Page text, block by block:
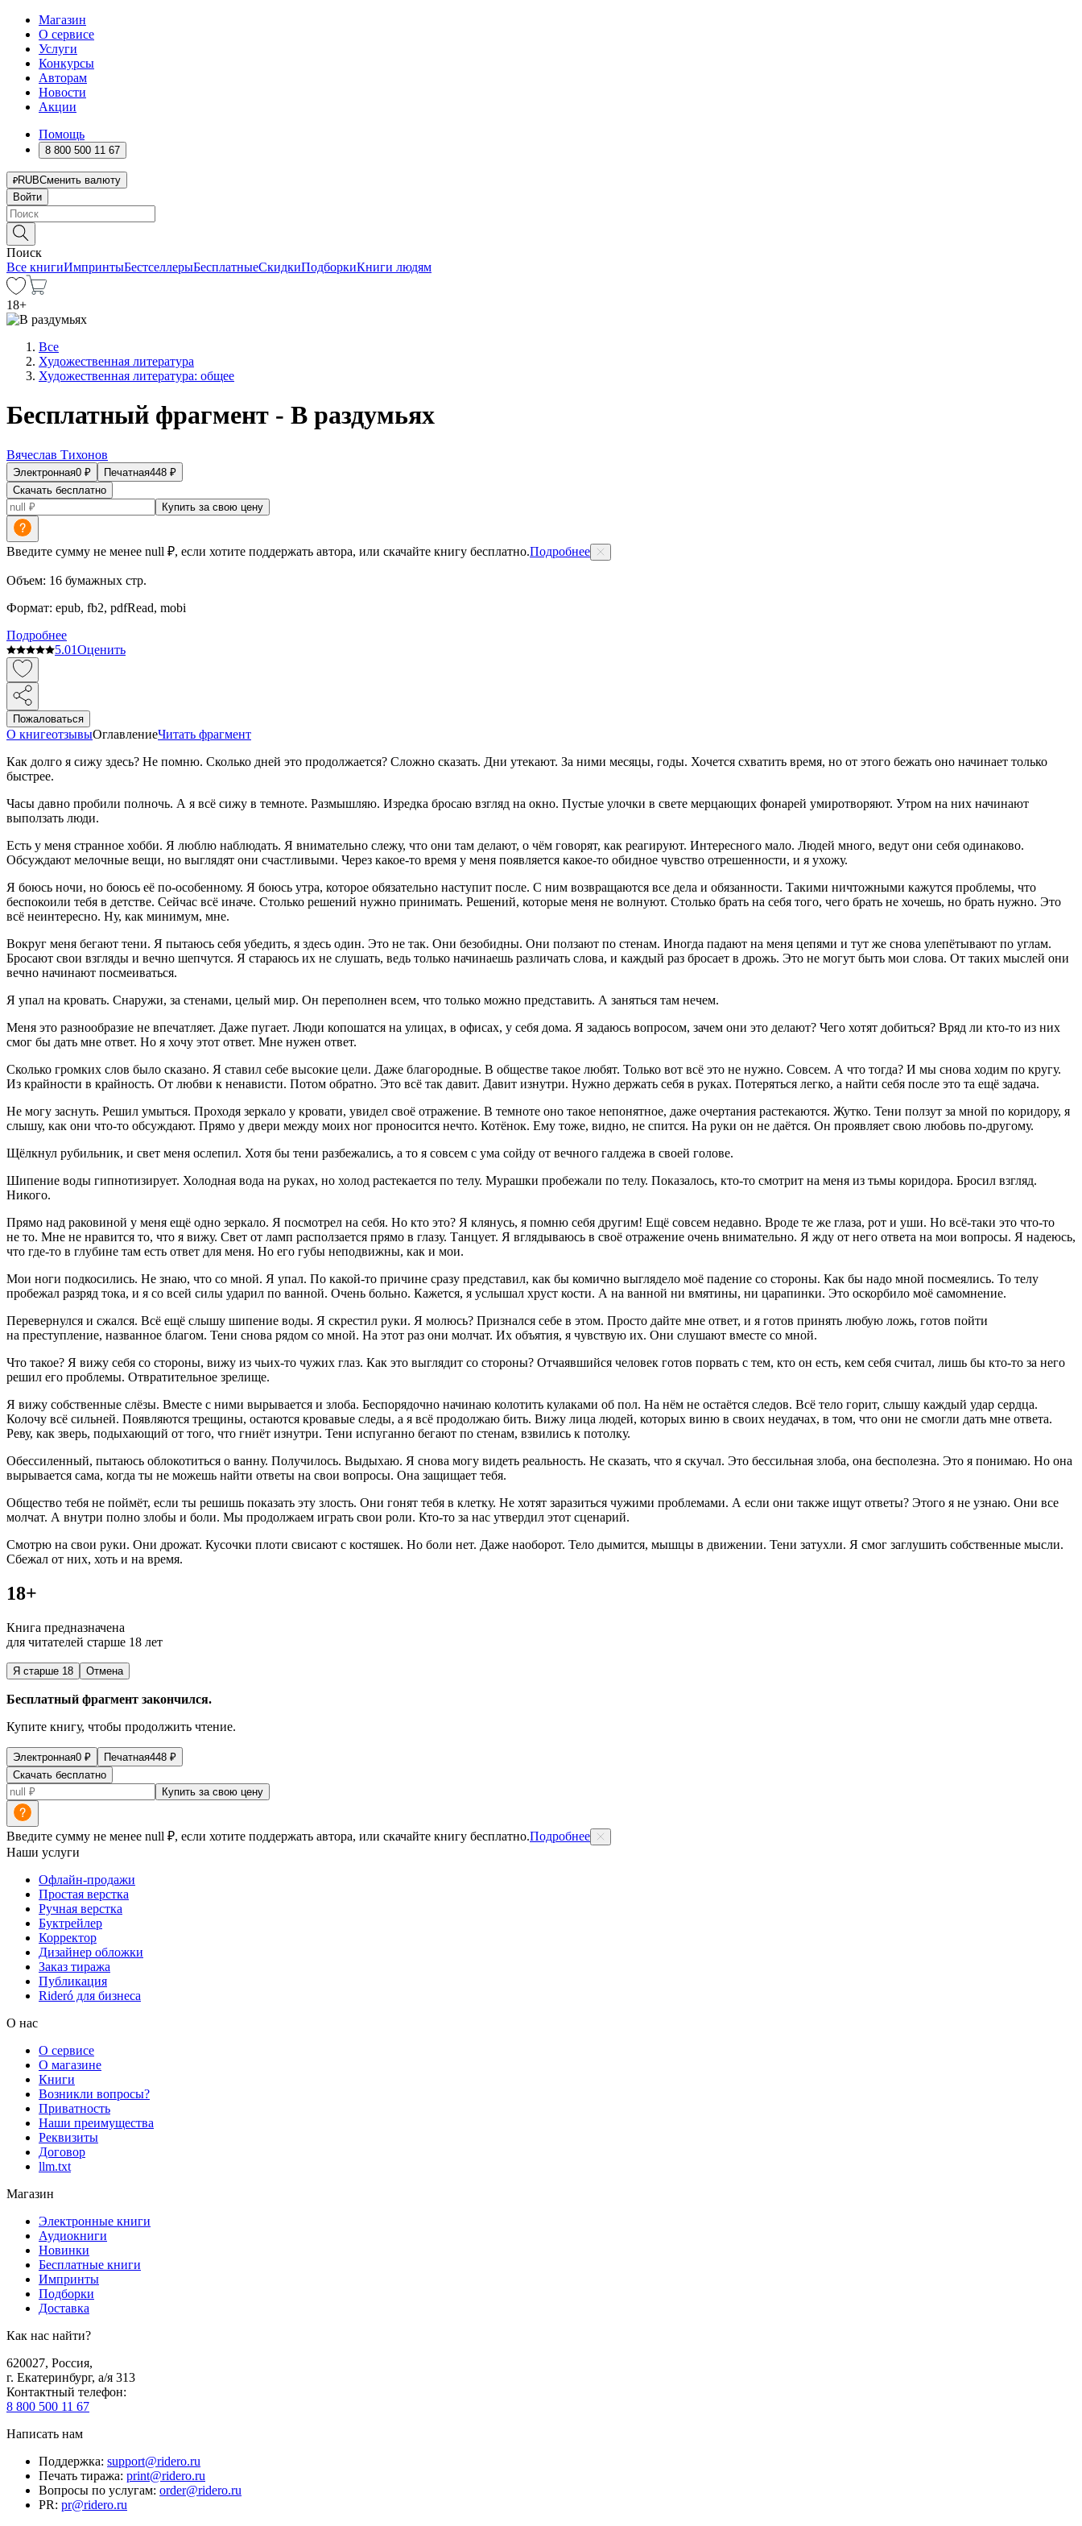
Магазин
О сервисе
Услуги
Конкурсы
Авторам
Новости
Акции
Помощь
8 800 500 11 67
RUBСменить валюту
Войти
Поиск
Все книгиИмпринтыБестселлерыБесплатныеСкидкиПодборкиКниги людям
18+
Все
Художественная литература
Художественная литература: общее
Бесплатный фрагмент - В раздумьях
Вячеслав Тихонов
Электронная0 ₽ Печатная448 ₽
Скачать бесплатно
Купить за свою цену
Введите сумму не менее null ₽, если хотите поддержать автора, или скачайте книгу бесплатно.Подробнее
Объем: 16 бумажных стр.
Формат: epub, fb2, pdfRead, mobi
Подробнее
5.01Оценить
Пожаловаться
О книгеотзывыОглавлениеЧитать фрагмент
Как долго я сижу здесь? Не помню. Сколько дней это продолжается? Сложно сказать. Дни утекают. За ними месяцы, годы. Хочется схватить время, но от этого бежать оно начинает только
быстрее.
Часы давно пробили полночь. А я всё сижу в темноте. Размышляю. Изредка бросаю взгляд на окно. Пустые улочки в свете мерцающих фонарей умиротворяют. Утром на них начинают
выползать люди.
Есть у меня странное хобби. Я люблю наблюдать. Я внимательно слежу, что они там делают, о чём говорят, как реагируют. Интересного мало. Людей много, ведут они себя одинаково.
Обсуждают мелочные вещи, но выглядят они счастливыми. Через какое-то время у меня появляется какое-то обидное чувство отрешенности, и я ухожу.
Я боюсь ночи, но боюсь её по-особенному. Я боюсь утра, которое обязательно наступит после. С ним возвращаются все дела и обязанности. Такими ничтожными кажутся проблемы, что
беспокоили тебя в детстве. Сейчас всё иначе. Столько решений нужно принимать. Решений, которые меня не волнуют. Столько брать на себя того, чего брать не хочешь, но брать нужно. Это
всё неинтересно. Ну, как минимум, мне.
Вокруг меня бегают тени. Я пытаюсь себя убедить, я здесь один. Это не так. Они безобидны. Они ползают по стенам. Иногда падают на меня цепями и тут же снова улепётывают по углам.
Бросают свои взгляды и вечно шепчутся. Я стараюсь их не слушать, ведь только начинаешь различать слова, и каждый раз бросает в дрожь. Это не могут быть мои слова. От таких мыслей они
вечно начинают посмеиваться.
Я упал на кровать. Снаружи, за стенами, целый мир. Он переполнен всем, что только можно представить. А заняться там нечем.
Меня это разнообразие не впечатляет. Даже пугает. Люди копошатся на улицах, в офисах, у себя дома. Я задаюсь вопросом, зачем они это делают? Чего хотят добиться? Вряд ли кто-то из них
смог бы дать мне ответ. Но я хочу этот ответ. Мне нужен ответ.
Сколько громких слов было сказано. Я ставил себе высокие цели. Даже благородные. В обществе такое любят. Только вот всё это не нужно. Совсем. А что тогда? И мы снова ходим по кругу.
Из крайности в крайность. От любви к ненависти. Потом обратно. Это всё так давит. Давит изнутри. Нужно держать себя в руках. Потеряться легко, а найти себя после это та ещё задача.
Не могу заснуть. Решил умыться. Проходя зеркало у кровати, увидел своё отражение. В темноте оно такое непонятное, даже очертания растекаются. Жутко. Тени ползут за мной по коридору, я
слышу, как они что-то обсуждают. Прямо у двери между моих ног проносится нечто. Котёнок. Ему тоже, видно, не спится. На руки он не даётся. Он проявляет свою любовь по-другому.
Щёлкнул рубильник, и свет меня ослепил. Хотя бы тени разбежались, а то я совсем с ума сойду от вечного галдежа в своей голове.
Шипение воды гипнотизирует. Холодная вода на руках, но холод растекается по телу. Мурашки пробежали по телу. Показалось, кто-то смотрит на меня из тьмы коридора. Бросил взгляд.
Никого.
Прямо над раковиной у меня ещё одно зеркало. Я посмотрел на себя. Но кто это? Я клянусь, я помню себя другим! Ещё совсем недавно. Вроде те же глаза, рот и уши. Но всё-таки это что-то
не то. Мне не нравится то, что я вижу. Свет от ламп расползается прямо в глазу. Танцует. Я вглядываюсь в своё отражение очень внимательно. Я жду от него ответа на мои вопросы. Я надеюсь,
что где-то в глубине там есть ответ для меня. Но его губы неподвижны, как и мои.
Мои ноги подкосились. Не знаю, что со мной. Я упал. По какой-то причине сразу представил, как бы комично выглядело моё падение со стороны. Как бы надо мной посмеялись. То телу
пробежал разряд тока, и я со всей силы ударил по ванной. Очень больно. Кажется, я услышал хруст кости. А на ванной ни вмятины, ни царапинки. Это оскорбило моё самомнение.
Перевернулся и сжался. Всё ещё слышу шипение воды. Я скрестил руки. Я молюсь? Признался себе в этом. Просто дайте мне ответ, и я готов принять любую ложь, готов пойти
на преступление, названное благом. Тени снова рядом со мной. На этот раз они молчат. Их объятия, я чувствую их. Они слушают вместе со мной.
Что такое? Я вижу себя со стороны, вижу из чьих-то чужих глаз. Как это выглядит со стороны? Отчаявшийся человек готов порвать с тем, кто он есть, кем себя считал, лишь бы кто-то за него
решил его проблемы. Отвратительное зрелище.
Я вижу собственные слёзы. Вместе с ними вырывается и злоба. Беспорядочно начинаю колотить кулаками об пол. На нём не остаётся следов. Всё тело горит, слышу каждый удар сердца.
Колочу всё сильней. Появляются трещины, остаются кровавые следы, а я всё продолжаю бить. Вижу лица людей, которых виню в своих неудачах, в том, что они не смогли дать мне ответа.
Реву, как зверь, подыхающий от того, что гниёт изнутри. Тени испуганно бегают по стенам, взвились к потолку.
Обессиленный, пытаюсь облокотиться о ванну. Получилось. Выдыхаю. Я снова могу видеть реальность. Не сказать, что я скучал. Это бессильная злоба, она бесполезна. Это я понимаю. Но она
вырывается сама, когда ты не можешь найти ответы на свои вопросы. Она защищает тебя.
Общество тебя не поймёт, если ты решишь показать эту злость. Они гонят тебя в клетку. Не хотят заразиться чужими проблемами. А если они также ищут ответы? Этого я не узнаю. Они все
молчат. А внутри полно злобы и боли. Мы продолжаем играть свои роли. Кто-то за нас утвердил этот сценарий.
Смотрю на свои руки. Они дрожат. Кусочки плоти свисают с костяшек. Но боли нет. Даже наоборот. Тело дымится, мышцы в движении. Тени затухли. Я смог заглушить собственные мысли.
Сбежал от них, хоть и на время.
18+
Книга предназначена
для читателей старше 18 лет
Я старше 18 Отмена
Бесплатный фрагмент закончился.
Купите книгу, чтобы продолжить чтение.
Электронная0 ₽ Печатная448 ₽
Скачать бесплатно
Купить за свою цену
Введите сумму не менее null ₽, если хотите поддержать автора, или скачайте книгу бесплатно.Подробнее
Наши услуги
Офлайн-продажи
Простая верстка
Ручная верстка
Буктрейлер
Корректор
Дизайнер обложки
Заказ тиража
Публикация
Rideró для бизнеса
О нас
О сервисе
О магазине
Книги
Возникли вопросы?
Приватность
Наши преимущества
Реквизиты
Договор
llm.txt
Магазин
Электронные книги
Аудиокниги
Новинки
Бесплатные книги
Импринты
Подборки
Доставка
Как нас найти?
620027, Россия,
г. Екатеринбург, а/я 313
Контактный телефон:
8 800 500 11 67
Написать нам
Поддержка: support@ridero.ru
Печать тиража: print@ridero.ru
Вопросы по услугам: order@ridero.ru
PR: pr@ridero.ru